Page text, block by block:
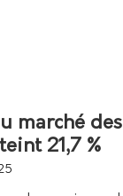
marché
21,7 %